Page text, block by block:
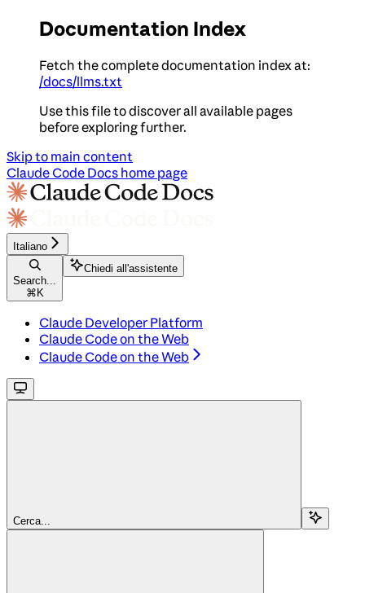
Documentation Index
Fetch the complete documentation index at:
/docs/llms.txt
Use this file to discover all available pages
before exploring further.
Skip to main content
Claude Code Docs home page
Italiano
Search...
⌘ K
Chiedi all'assistente
Claude Developer Platform
Claude Code on the Web
Claude Code on the Web
Cerca...